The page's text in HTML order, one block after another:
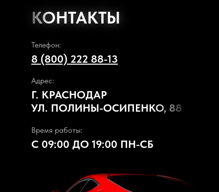
Телефон:
Адрес:
Время работы:
КОНТАКТЫ
КОНТАКТЫ
8 (800) 222 88-13
Г. КРАСНОДАР
УЛ. ПОЛИНЫ-ОСИПЕНКО, 88
С 09:00 ДО 19:00 ПН-СБ